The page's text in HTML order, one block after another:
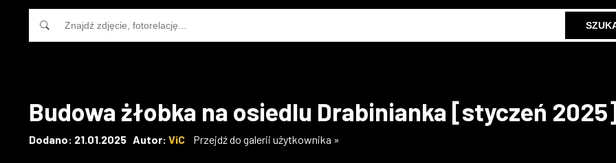
Budowa żłobka na osiedlu Drabinianka [styczeń
Dodano: 21.01.2025 Autor: ViC Przejdź do galerii użytkownika »